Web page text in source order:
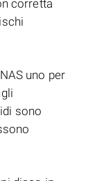
corretta
uno per
sono